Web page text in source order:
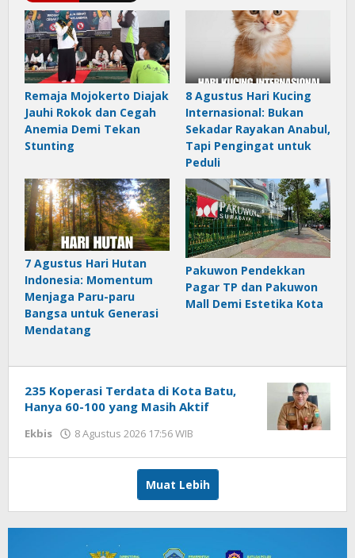
Remaja Mojokerto Diajak
Jauhi Rokok dan Cegah
Anemia Demi Tekan
Stunting
8 Agustus Hari Kucing
Internasional: Bukan
Sekadar Rayakan Anabul,
Tapi Pengingat untuk
Peduli
7 Agustus Hari Hutan
Indonesia: Momentum
Menjaga Paru-paru
Bangsa untuk Generasi
Mendatang
Pakuwon Pendekkan
Pagar TP dan Pakuwon
Mall Demi Estetika Kota
235 Koperasi Terdata di Kota Batu,
Hanya 60-100 yang Masih Aktif
Ekbis 8 Agustus 2026 17:56 WIB
Muat Lebih